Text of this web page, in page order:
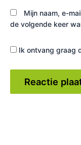
Mijn naam, e-
de volgende keer
Ik ontvang graag